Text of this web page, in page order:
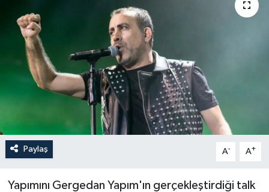
Paylaş A- A+
Yapımını Gergedan Yapım'ın gerçekleştirdiği talk